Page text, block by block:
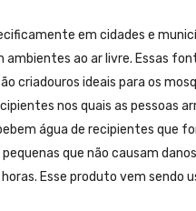
em cidades e
ao ar livre. Essas
criadouros ideais para os
nos quais as pessoas
água de recipientes que
que não causam
Esse produto vem sendo